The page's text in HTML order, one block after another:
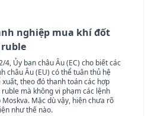
nghiệp mua khí đốt
Ủy ban châu Âu (EC) cho biết các
châu Âu (EU) có thể tuân thủ hệ
theo đó thanh toán các hợp
mà không vi phạm các lệnh
Mặc dù vậy, hiện chưa rõ
như thế nào.